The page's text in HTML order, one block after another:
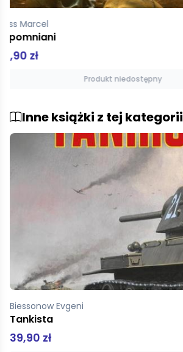
Moss Marcel
Mój ostatni miesiąc pocket
15,00 zł
Produkt niedostępny
Inne książki z tej kategorii
King Ross
Leonardo i Ostatnia Wieczerza
52,00 zł